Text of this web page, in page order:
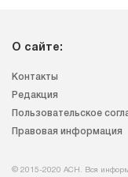
О сайте:
Контакты
Редакция
Пользовательское
Правовая информация
© 2015-2020 АСН. Вся